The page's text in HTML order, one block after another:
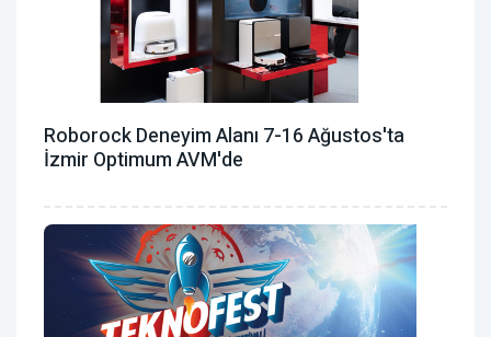
Roborock Deneyim Alanı 7-16 Ağustos'ta
İzmir Optimum AVM'de